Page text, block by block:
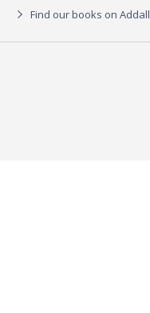
Find our books on Addall